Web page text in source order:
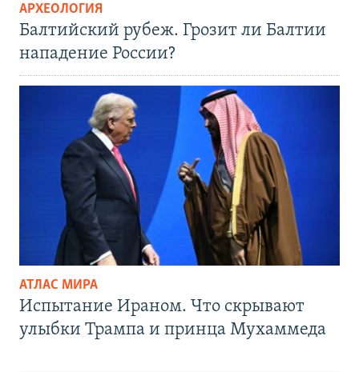
АРХЕОЛОГИЯ
Балтийский рубеж. Грозит ли Балтии
нападение России?
АТЛАС МИРА
Испытание Ираном. Что скрывают
улыбки Трампа и принца Мухаммеда